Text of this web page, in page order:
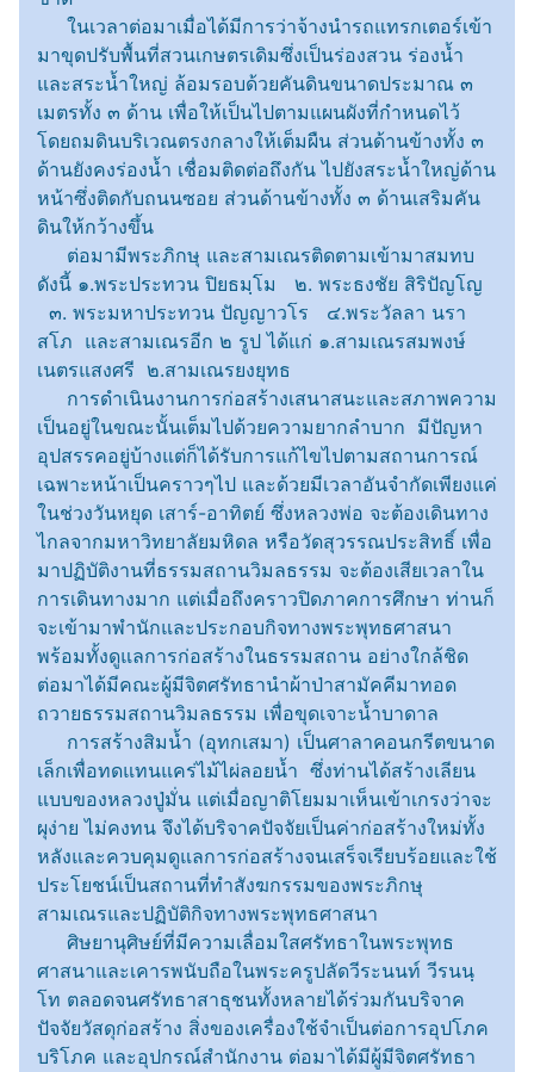
ในเวลาต่อมาเมื่อได้มีการว่าจ้างนำรถแทรกเตอร์เข้า
มาขุดปรับพื้นที่สวนเกษตรเดิมซึ่งเป็นร่องสวน ร่องน้ำ
และสระน้ำใหญ่ ล้อมรอบด้วยคันดินขนาดประมาณ ๓
เมตรทั้ง ๓ ด้าน เพื่อให้เป็นไปตามแผนผังที่กำหนดไว้
โดยถมดินบริเวณตรงกลางให้เต็มผืน ส่วนด้านข้างทั้ง ๓
ด้านยังคงร่องน้ำ เชื่อมติดต่อถึงกัน ไปยังสระน้ำใหญ่ด้าน
หน้าซึ่งติดกับถนนซอย ส่วนด้านข้างทั้ง ๓ ด้านเสริมคัน
ดินให้กว้างขึ้น
ต่อมามีพระภิกษุ และสามเณรติดตามเข้ามาสมทบ
ดังนี้ ๑.พระประทวน ปิยธมฺโม ๒. พระธงชัย สิริปัญโญ
๓. พระมหาประทวน ปัญญาวโร ๔.พระวัลลา นรา
สโภ และสามเณรอีก ๒ รูป ได้แก่ ๑.สามเณรสมพงษ์
เนตรแสงศรี ๒.สามเณรยงยุทธ
การดำเนินงานการก่อสร้างเสนาสนะและสภาพความ
เป็นอยู่ในขณะนั้นเต็มไปด้วยความยากลำบาก มีปัญหา
อุปสรรคอยู่บ้างแต่ก็ได้รับการแก้ไขไปตามสถานการณ์
เฉพาะหน้าเป็นคราวๆไป และด้วยมีเวลาอันจำกัดเพียงแค่
ในช่วงวันหยุด เสาร์-อาทิตย์ ซึ่งหลวงพ่อ จะต้องเดินทาง
ไกลจากมหาวิทยาลัยมหิดล หรือวัดสุวรรณประสิทธิ์ เพื่อ
มาปฏิบัติงานที่ธรรมสถานวิมลธรรม จะต้องเสียเวลาใน
การเดินทางมาก แต่เมื่อถึงคราวปิดภาคการศึกษา ท่านก็
จะเข้ามาพำนักและประกอบกิจทางพระพุทธศาสนา
พร้อมทั้งดูแลการก่อสร้างในธรรมสถาน อย่างใกล้ชิด
ต่อมาได้มีคณะผู้มีจิตศรัทธานำผ้าป่าสามัคคีมาทอด
ถวายธรรมสถานวิมลธรรม เพื่อขุดเจาะน้ำบาดาล
การสร้างสิมน้ำ (อุทกเสมา) เป็นศาลาคอนกรีตขนาด
เล็กเพื่อทดแทนแคร่ไม้ไผ่ลอยน้ำ ซึ่งท่านได้สร้างเลียน
แบบของหลวงปู่มั่น แต่เมื่อญาติโยมมาเห็นเข้าเกรงว่าจะ
ผุง่าย ไม่คงทน จึงได้บริจาคปัจจัยเป็นค่าก่อสร้างใหม่ทั้ง
หลังและควบคุมดูแลการก่อสร้างจนเสร็จเรียบร้อยและใช้
ประโยชน์เป็นสถานที่ทำสังฆกรรมของพระภิกษุ
สามเณรและปฏิบัติกิจทางพระพุทธศาสนา
ศิษยานุศิษย์ที่มีความเลื่อมใสศรัทธาในพระพุทธ
ศาสนาและเคารพนับถือในพระครูปลัดวีระนนท์ วีรนนฺ
โท ตลอดจนศรัทธาสาธุชนทั้งหลายได้ร่วมกันบริจาค
ปัจจัยวัสดุก่อสร้าง สิ่งของเครื่องใช้จำเป็นต่อการอุปโภค
บริโภค และอุปกรณ์สำนักงาน ต่อมาได้มีผู้มีจิตศรัทธา